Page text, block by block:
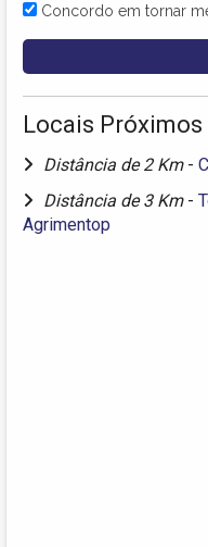
Concordo em tornar
Locais Próximos
Distância de 2 Km -
Distância de 3 Km -
Agrimentop